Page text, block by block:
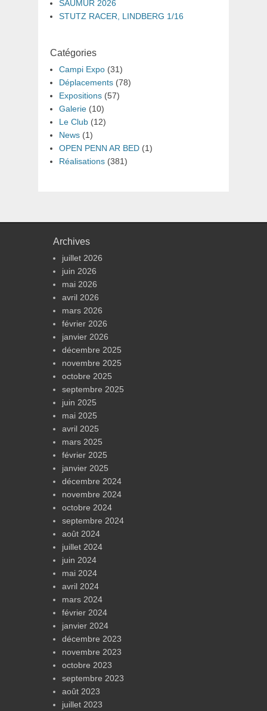
SAUMUR 2026
STUTZ RACER, LINDBERG 1/16
Catégories
Campi Expo (31)
Déplacements (78)
Expositions (57)
Galerie (10)
Le Club (12)
News (1)
OPEN PENN AR BED (1)
Réalisations (381)
Archives
juillet 2026
juin 2026
mai 2026
avril 2026
mars 2026
février 2026
janvier 2026
décembre 2025
novembre 2025
octobre 2025
septembre 2025
juin 2025
mai 2025
avril 2025
mars 2025
février 2025
janvier 2025
décembre 2024
novembre 2024
octobre 2024
septembre 2024
août 2024
juillet 2024
juin 2024
mai 2024
avril 2024
mars 2024
février 2024
janvier 2024
décembre 2023
novembre 2023
octobre 2023
septembre 2023
août 2023
juillet 2023